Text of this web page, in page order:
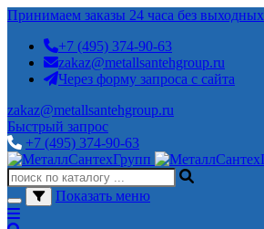
Принимаем заказы 24 часа без выходных
+7 (495) 374-90-63
zakaz@metallsantehgroup.ru
Через форму запроса с сайта
zakaz@metallsantehgroup.ru
Быстрый запрос
+7 (495) 374-90-63
Показать меню